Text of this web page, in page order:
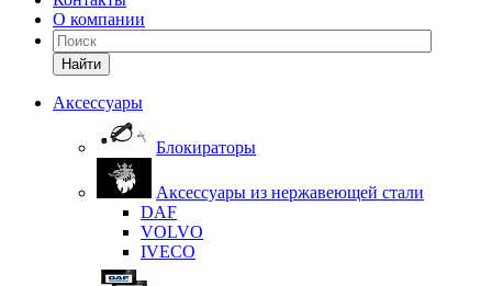
О компании
Найти
Аксессуары
Блокираторы
Аксессуары из нержавеющей стали
DAF
VOLVO
IVECO